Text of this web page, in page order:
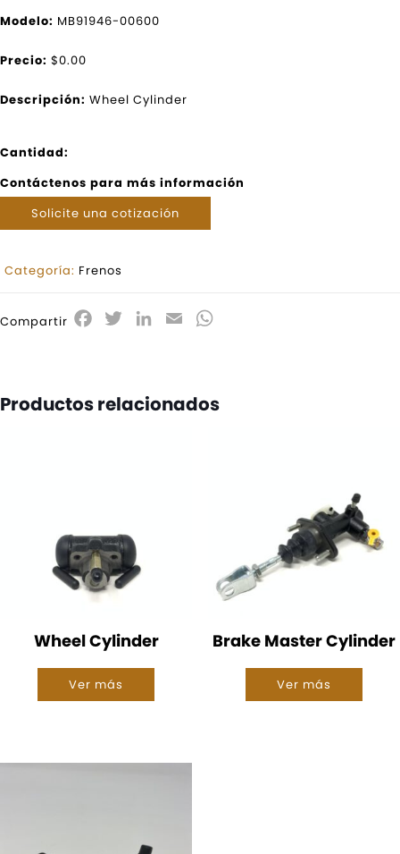
Modelo: MB91946-00600
Precio: $0.00
Descripción: Wheel Cylinder
Cantidad:
Contáctenos para más información
Solicite una cotización
Categoría: Frenos
Compartir Facebook
TwitterLinkedIn
Email
Productos relacionados
Wheel Cylinder
Ver más
Brake Master Cylinder
Ver más